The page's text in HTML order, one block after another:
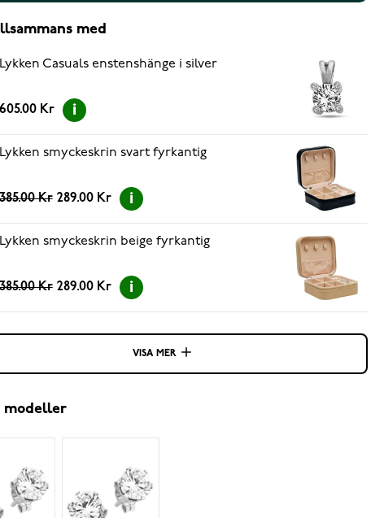
med
Lykken Casuals enstenshänge i silver
605.00 Kr
Lykken smyckeskrin svart fyrkantig
Kr 289.00 Kr
Lykken smyckeskrin beige fyrkantig
Kr 289.00 Kr
VISA MER
modeller